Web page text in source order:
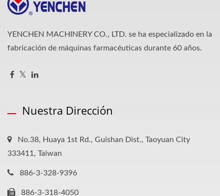
YENCHEN MACHINERY CO., LTD. se ha especializado en la
fabricación de máquinas farmacéuticas durante 60 años.
Nuestra Dirección
No.38, Huaya 1st Rd., Guishan Dist., Taoyuan City
333411, Taiwan
886-3-328-9396
886-3-318-4050